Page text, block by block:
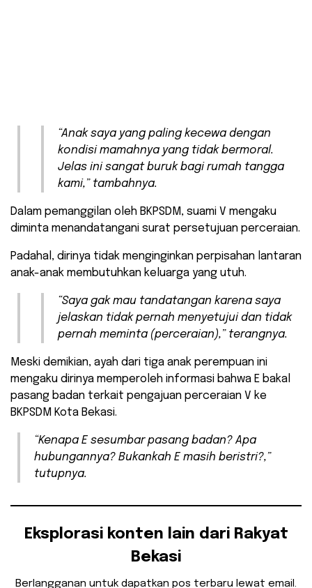
“Anak saya yang paling kecewa dengan
kondisi mamahnya yang tidak bermoral.
Jelas ini sangat buruk bagi rumah tangga
kami,” tambahnya.
Dalam pemanggilan oleh BKPSDM, suami V mengaku
diminta menandatangani surat persetujuan perceraian.
Padahal, dirinya tidak menginginkan perpisahan lantaran
anak-anak membutuhkan keluarga yang utuh.
“Saya gak mau tandatangan karena saya
jelaskan tidak pernah menyetujui dan tidak
pernah meminta (perceraian),” terangnya.
Meski demikian, ayah dari tiga anak perempuan ini
mengaku dirinya memperoleh informasi bahwa E bakal
pasang badan terkait pengajuan perceraian V ke
BKPSDM Kota Bekasi.
“Kenapa E sesumbar pasang badan? Apa
hubungannya? Bukankah E masih beristri?,”
tutupnya.
Eksplorasi konten lain dari Rakyat
Bekasi
Berlangganan untuk dapatkan pos terbaru lewat email.